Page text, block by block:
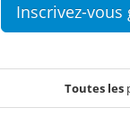
Inscrivez-
Toutes les